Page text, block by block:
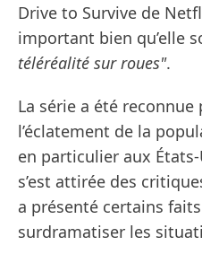
Drive to Survive de
important bien qu’elle
téléréalité sur roues".
La série a été
l’éclatement de la
en particulier aux
s’est attirée des
a présenté certains
surdramatiser les